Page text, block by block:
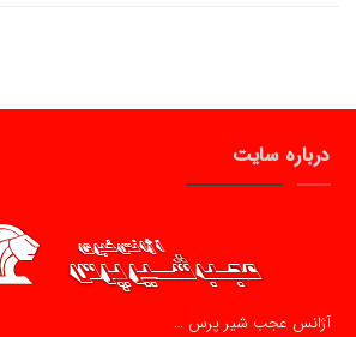
درباره سایت
آژانس عجب شیر پرس …